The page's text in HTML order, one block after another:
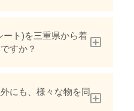
ート)を三重県から着
すか？
にも、様々な物を同